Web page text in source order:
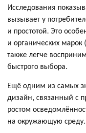
Исследования
вызывает у
и простотой. Это
и органических
также легче
быстрого выбора.
Ещё одним из самых
дизайн, связанный с
ростом
на окружающую среду.